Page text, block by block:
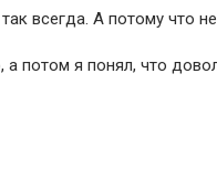
всегда. А потому что
потом я понял, что